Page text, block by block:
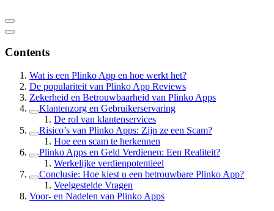
Contents
Wat is een Plinko App en hoe werkt het?
De populariteit van Plinko App Reviews
Zekerheid en Betrouwbaarheid van Plinko Apps
Klantenzorg en Gebruikerservaring
De rol van klantenservices
Risico’s van Plinko Apps: Zijn ze een Scam?
Hoe een scam te herkennen
Plinko Apps en Geld Verdienen: Een Realiteit?
Werkelijke verdienpotentieel
Conclusie: Hoe kiest u een betrouwbare Plinko App?
Veelgestelde Vragen
Voor- en Nadelen van Plinko Apps